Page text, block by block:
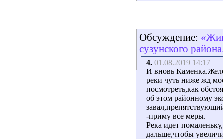
Обсуждение:
сузунского
4. 01.08.2019 14:17
И вновь
реки чуть ниже жд
посмотреть,как
об этом районному
-приму все меры.
Река идет
дальше,чтобы